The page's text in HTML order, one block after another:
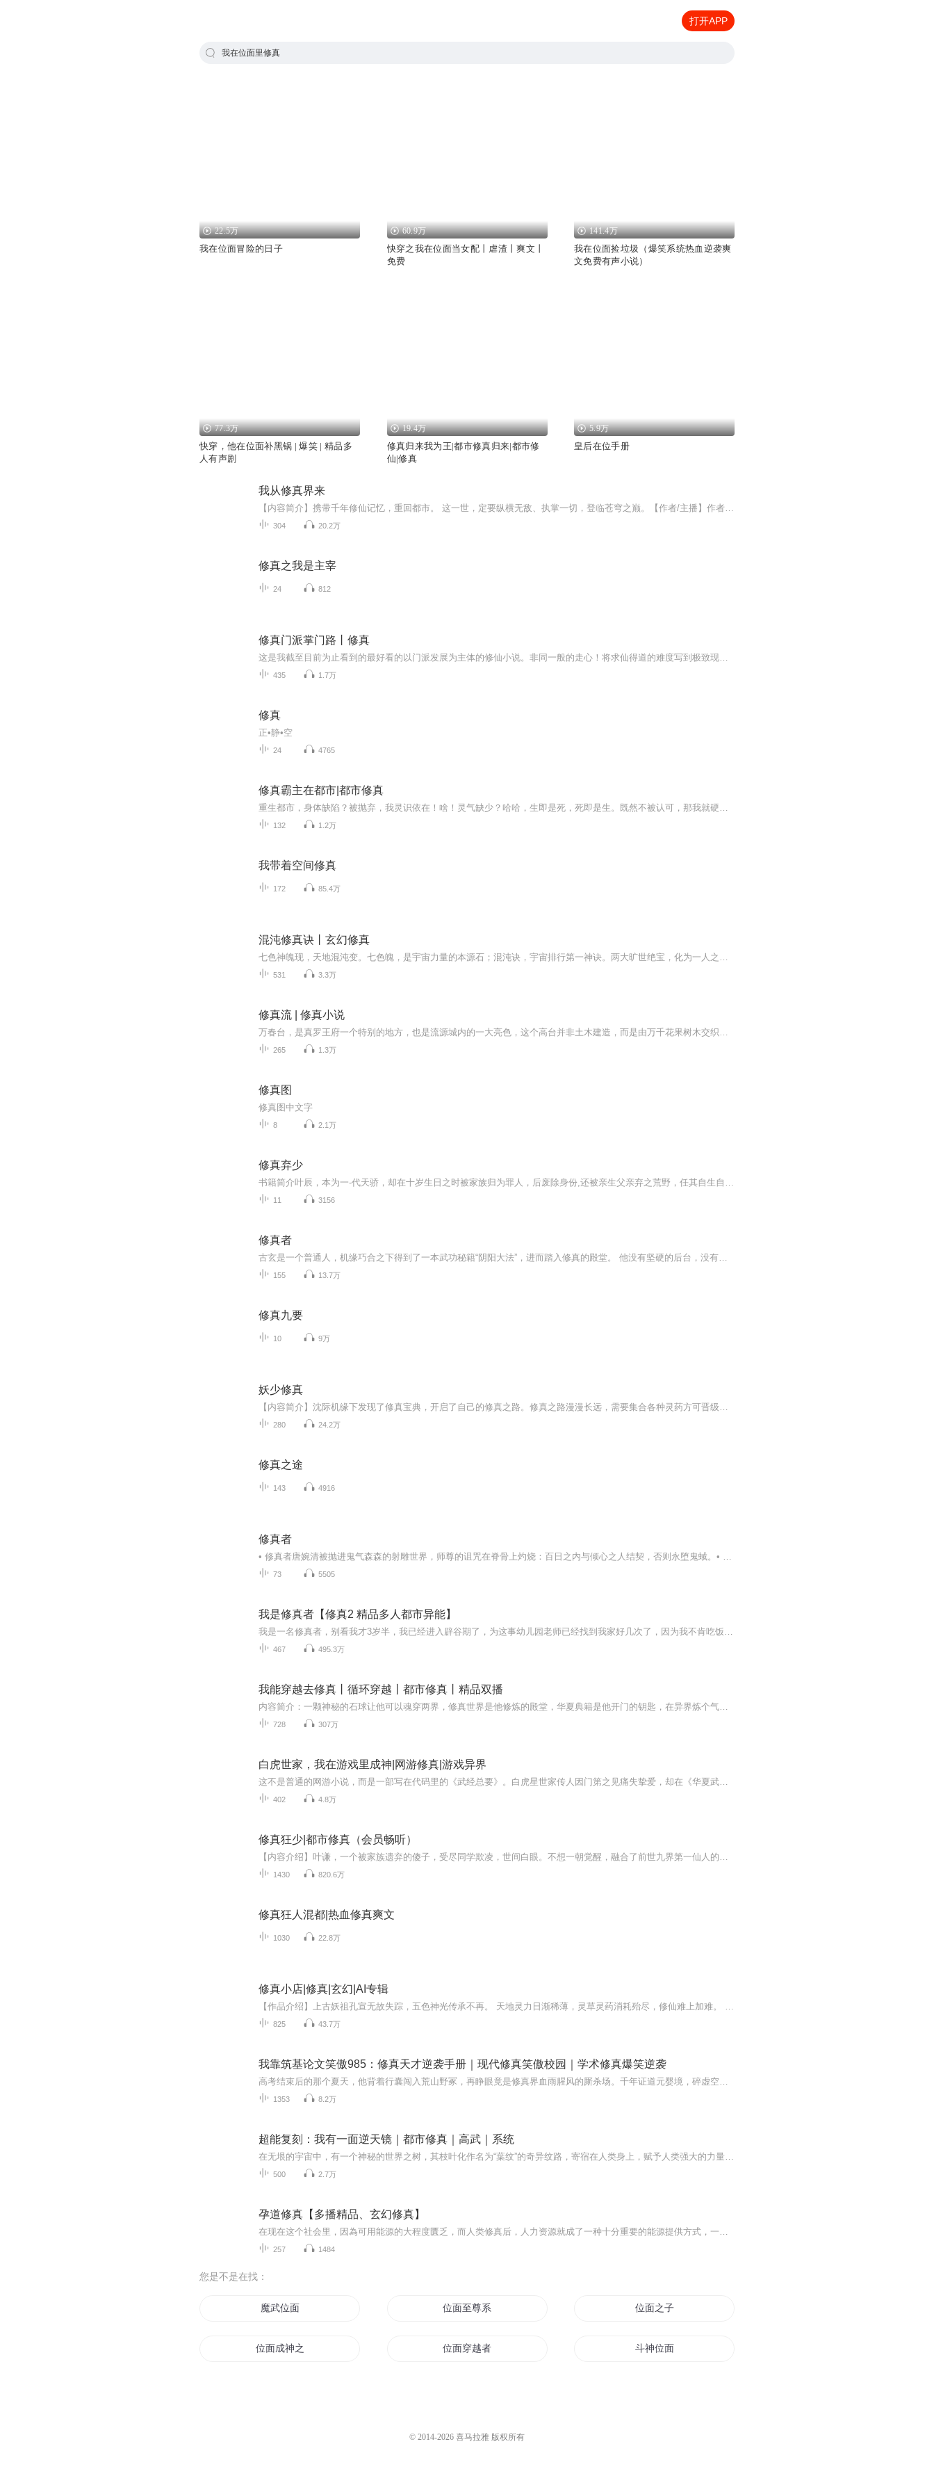
打开APP
我在位面里修真
22.5万
我在位面冒险的日子
60.9万
快穿之我在位面当女配丨虐渣丨爽文丨
免费
141.4万
我在位面捡垃圾（爆笑系统热血逆袭爽
文免费有声小说）
77.3万
快穿，他在位面补黑锅 | 爆笑 | 精品多
人有声剧
19.4万
修真归来我为王|都市修真归来|都市修
仙|修真
5.9万
皇后在位手册
我从修真界来
【内容简介】携带千年修仙记忆，重回都市。 这一世，定要纵横无敌、执掌一切，登临苍穹之巅。【作者/主播】作者：木有云兮主播：靖溪声创【购买须知】1、本作品为付费有声书，前30集为免费试听，购买成功后，即可收听，可下载重复收听。2、版权归原作者所...
304 20.2万
修真之我是主宰
24 812
修真门派掌门路丨修真
这是我截至目前为止看到的最好看的以门派发展为主体的修仙小说。非同一般的走心！将求仙得道的难度写到极致现实，但是也很俗。如同市井泼皮！无数的人物，无数的势力，交织成一张巨大的网，每个角色都在其中挣扎。你越强大，网对你的束缚越少，但绝大多数...
435 1.7万
修真
正•静•空
24 4765
修真霸主在都市|都市修真
重生都市，身体缺陷？被抛弃，我灵识依在！啥！灵气缺少？哈哈，生即是死，死即是生。既然不被认可，那我就硬生生撕开一条属于我的大道。最后走上一条抗天之路……
132 1.2万
我带着空间修真
172 85.4万
混沌修真诀丨玄幻修真
七色神魄现，天地混沌变。七色魄，是宇宙力量的本源石；混沌诀，宇宙排行第一神诀。两大旷世绝宝，化为一人之体，历经种种，在一群异变神兽以及旷世异宝的帮助下，走上了一条开天创世的道路！本文神兽众多，修炼法诀更是前所未有！是顺天？是逆天？请听《...
531 3.3万
修真流 | 修真小说
万春台，是真罗王府一个特别的地方，也是流源城内的一大亮色，这个高台并非土木建造，而是由万千花果树木交织缠绕而成，四季常青，远处看如一顶倒倾的华盖，花海铺地，枝叶成阶，倒是一大奇景。 这一日，夜色空灵，夜空群星闪烁，争相辉映...
265 1.3万
修真图
修真图中文字
8 2.1万
修真弃少
书籍简介叶辰，本为一-代天骄，却在十岁生日之时被家族归为罪人，后废除身份,还被亲生父亲弃之荒野，任其自生自灭!八年之后，一代天骄再度回归，强势崛起，一人踩尽天下人，一手荡平天下事!无敌称尊，笑傲都市，尽在本书 !
11 3156
修真者
古玄是一个普通人，机缘巧合之下得到了一本武功秘籍“阴阳大法”，进而踏入修真的殿堂。 他没有坚硬的后台，没有王八之气，只凭借着自己的努力，获得了比常人略多的机缘。 有了99%的努力，加上更加重要的1%的运气，他将会获取怎样的成功？ 失传的禁制、阵法、丹书，都从他手上重现光明，成为真正的修真全才。 他能否能查处千年前地球修真者消失的缘由？ 他是否能找到地球上唯一的古传送阵，进入浩瀚的宇宙空间？ 眼花缭乱的法宝，绚丽多彩的法术， 千奇百怪的秘境，层出不穷的奇遇， 尽在《全能修真者》！ 本音频不作任何商业用途，只供学习与欣赏，校正发音。 免费播讲
155 13.7万
修真九要
10 9万
妖少修真
【内容简介】沈际机缘下发现了修真宝典，开启了自己的修真之路。修真之路漫漫长远，需要集合各种灵药方可晋级，为了变得更加强大，让自己可以保护心所爱，可以自己想做的事，强者之路虽然艰险，但是沈际义无反顾，遇强则强，迎难而上，一代修真妖少强势崛...
280 24.2万
修真之途
143 4916
修真者
• 修真者唐婉清被抛进鬼气森森的射雕世界，师尊的诅咒在脊骨上灼烧：百日之内与倾心之人结契，否则永堕鬼蜮。• 张家口的牌坊滴着黑血，梅超风化作蛇发女鬼，黄蓉的纸人总在子时叩窗。• 血色盖头下指尖相触的刹那，她忽然战栗——当郭靖的掌心浮现尸斑，...
73 5505
我是修真者【修真2 精品多人都市异能】
我是一名修真者，别看我才3岁半，我已经进入辟谷期了，为这事幼儿园老师已经找到我家好几次了，因为我不肯吃饭，尤其是肉，可我又无法跟她解释，难道告诉她我是修真者正在辟谷？她非把我送弱智儿童托管所不可。
467 495.3万
我能穿越去修真丨循环穿越丨都市修真丨精品双播
内容简介：一颗神秘的石球让他可以魂穿两界，修真世界是他修炼的殿堂，华夏典籍是他开门的钥匙，在异界炼个气、修个真、寻个宝、探个秘，天呐！我的修为是可以带回来的？在都市扮个猪、装个逼、打个脸、撩个妹，无敌的感觉，真的好爽啊！ 有声书《我能穿越...
728 307万
白虎世家，我在游戏里成神|网游修真|游戏异界
这不是普通的网游小说，而是一部写在代码里的《武经总要》。白虎星世家传人因门第之见痛失挚爱，却在《华夏武魂》中找到传统文化数字化重生的密钥。作者古楼月将经络学、五行学说、点穴秘术等华夏精粹，完美植入虚拟修真体系。主角从"鲜花夭折"的悲情起点...
402 4.8万
修真狂少|都市修真（会员畅听）
【内容介绍】叶谦，一个被家族遗弃的傻子，受尽同学欺凌，世间白眼。不想一朝觉醒，融合了前世九界第一仙人的记忆，从此，收仙界花主，踢人间二代，扶摇直上，龙腾九天。且看一个傻子，如何玩转校园，纵横都市，主宰浮沉！【作者介绍】权掌天下，知名网络...
1430 820.6万
修真狂人混都|热血修真爽文
1030 22.8万
修真小店|修真|玄幻|AI专辑
【作品介绍】上古妖祖孔宣无故失踪，五色神光传承不再。 天地灵力日渐稀薄，灵草灵药消耗殆尽，修仙难上加难。 这是一个修仙者的世界，这又是一个残酷的世界。 身纳五行，功参造化，且看叶长生如何击破藩篱，走出一条全新之路。【作者介绍】柳旭风【购买须...
825 43.7万
我靠筑基论文笑傲985：修真天才逆袭手册｜现代修真笑傲校园｜学术修真爆笑逆袭
高考结束后的那个夏天，他背着行囊闯入荒山野冢，再睁眼竟是修真界血雨腥风的厮杀场。千年证道元婴境，碎虚空重返人间——却发现校服还带着洗衣液香气，黑板上的高考倒计时甚至没擦干净。青州大学的梧桐大道上，少年抱着军训服穿过人群，腰间玉佩里还锁着...
1353 8.2万
超能复刻：我有一面逆天镜｜都市修真｜高武｜系统
在无垠的宇宙中，有一个神秘的世界之树，其枝叶化作名为“葉纹”的奇异纹路，寄宿在人类身上，赋予人类强大的力量。主角纪晓峰本是个平凡少年，在孤儿院长大，一次意外被车撞后，获得了神秘的“镜花”觉醒能力，还拥有了一面能复刻能力的神奇镜子，借此能...
500 2.7万
孕道修真【多播精品、玄幻修真】
在现在这个社会里，因為可用能源的大程度匱乏，而人类修真后，人力资源就成了一种十分重要的能源提供方式，一个普通开光期修真者全身的能量，就足够一千人一天之用的全部民用能源了，而海风所在的这个公司主要提供的就是这方面的服务，由公司内的员工把体...
257 1484
您是不是在找：
魔武位面 位面至尊系统 位面之子
位面成神之路 位面穿越者和他的女儿们 斗神位面
© 2014-2026 喜马拉雅 版权所有